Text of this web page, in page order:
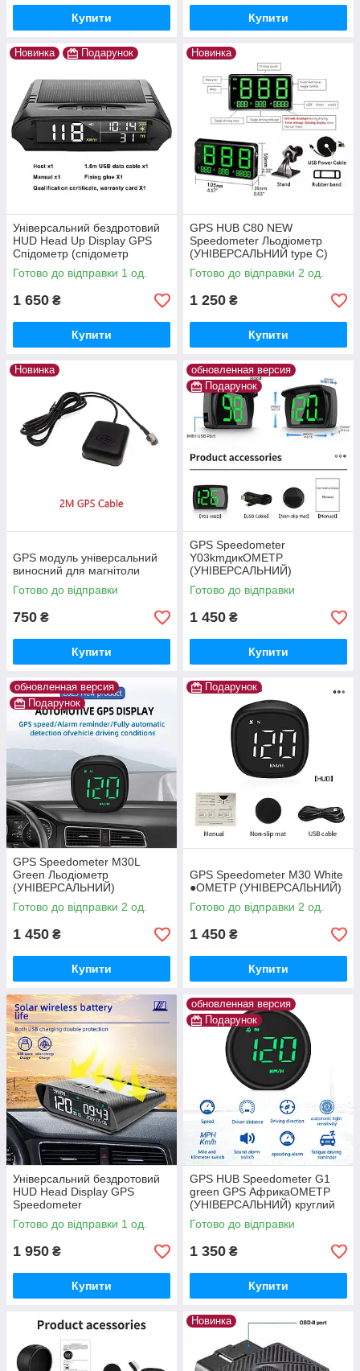
Купити Купити
Новинка Подарунок
Універсальний бездротовий
HUD Head Up Display GPS
Спідометр (спідометр
годинник термометр і ін )
Готово до відправки 1 од.
1 650 ₴
Купити
Новинка
GPS HUB C80 NEW
Speedometer Льодіометр
(УНІВЕРСАЛЬНИЙ type C)
Готово до відправки 2 од.
1 250 ₴
Купити
Новинка
GPS модуль універсальний
виносний для магнітоли
Готово до відправки
750 ₴
Купити
обновленная версия
Подарунок
GPS Speedometer
Y03kmдикОМЕТР
(УНІВЕРСАЛЬНИЙ)
Готово до відправки
1 450 ₴
Купити
обновленная версия
Подарунок
GPS Speedometer M30L
Green Льодіометр
(УНІВЕРСАЛЬНИЙ)
Готово до відправки 2 од.
1 450 ₴
Купити
Подарунок
GPS Speedometer M30 White
●ОМЕТР (УНІВЕРСАЛЬНИЙ)
Готово до відправки 2 од.
1 450 ₴
Купити
Універсальний бездротовий
HUD Head Display GPS
Speedometer
(мультифункціональний)
Готово до відправки 1 од.
1 950 ₴
Купити
обновленная версия
Подарунок
GPS HUB Speedometer G1
green GPS АфрикаОМЕТР
(УНІВЕРСАЛЬНИЙ) круглий
дизайн
Готово до відправки
1 350 ₴
Купити
Новинка